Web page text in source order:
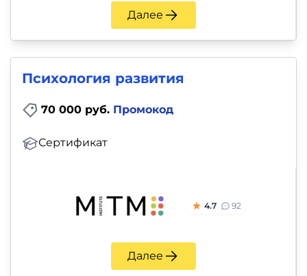
Далее
Психология развития
70 000 руб. Промокод
Сертификат
4.7 92
Далее
Психология
и
саморазвитие
Прочее
Репетиторы
профориентацию